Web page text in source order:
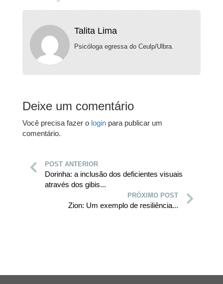
Talita Lima
Psicóloga egressa do Ceulp/Ulbra.
Deixe um comentário
Você precisa fazer o login para publicar um
comentário.
POST ANTERIOR
Dorinha: a inclusão dos deficientes visuais
através dos gibis...
PRÓXIMO POST
Zion: Um exemplo de resiliência...